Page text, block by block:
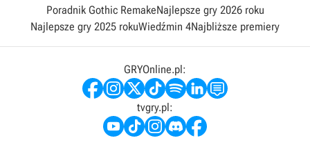
Poradnik Gothic RemakeNajlepsze gry 2026 roku
Najlepsze gry 2025 rokuWiedźmin 4Najbliższe premiery
GRYOnline.pl:
tvgry.pl: